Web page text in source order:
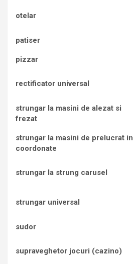
otelar
patiser
pizzar
rectificator universal
strungar la masini de alezat si
frezat
strungar la masini de prelucrat in
coordonate
strungar la strung carusel
strungar universal
sudor
supraveghetor jocuri (cazino)